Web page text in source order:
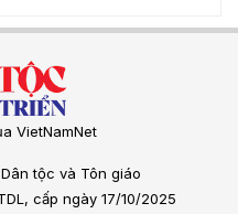
VietNamNet
tộc và Tôn giáo
cấp ngày 17/10/2025